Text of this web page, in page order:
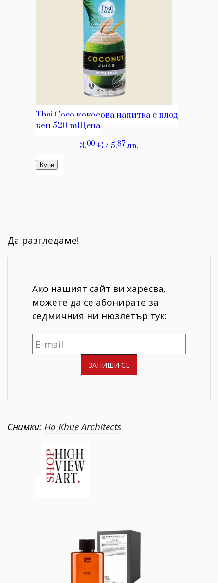
Да разгледаме!
Ако нашият сайт ви харесва,
можете да се абонирате за
седмичния ни нюзлетър тук:
Снимки: Ho Khue Architects